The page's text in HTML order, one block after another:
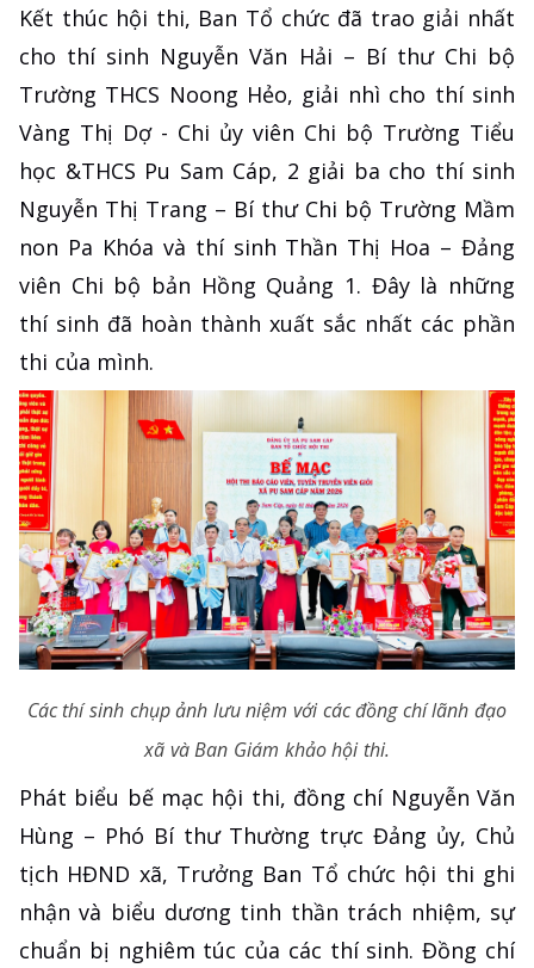
Kết thúc hội thi, Ban Tổ chức đã trao giải nhất
cho thí sinh Nguyễn Văn Hải – Bí thư Chi bộ
Trường THCS Noong Hẻo, giải nhì cho thí sinh
Vàng Thị Dợ - Chi ủy viên Chi bộ Trường Tiểu
học &THCS Pu Sam Cáp, 2 giải ba cho thí sinh
Nguyễn Thị Trang – Bí thư Chi bộ Trường Mầm
non Pa Khóa và thí sinh Thần Thị Hoa – Đảng
viên Chi bộ bản Hồng Quảng 1. Đây là những
thí sinh đã hoàn thành xuất sắc nhất các phần
thi của mình.
Các thí sinh chụp ảnh lưu niệm với các đồng chí lãnh đạo
xã và Ban Giám khảo hội thi.
Phát biểu bế mạc hội thi, đồng chí Nguyễn Văn
Hùng – Phó Bí thư Thường trực Đảng ủy, Chủ
tịch HĐND xã, Trưởng Ban Tổ chức hội thi ghi
nhận và biểu dương tinh thần trách nhiệm, sự
chuẩn bị nghiêm túc của các thí sinh. Đồng chí